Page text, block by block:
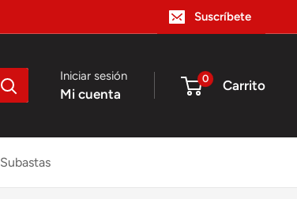
Suscríbete
Iniciar sesión
Mi cuenta
0 Carrito
Subastas